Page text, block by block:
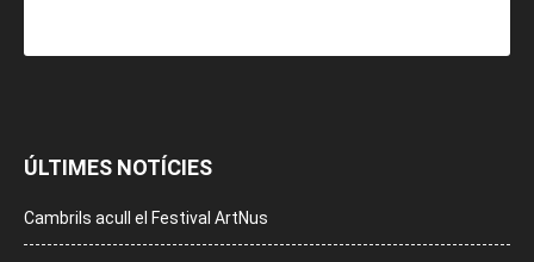
ÚLTIMES NOTÍCIES
Cambrils acull el Festival ArtNus